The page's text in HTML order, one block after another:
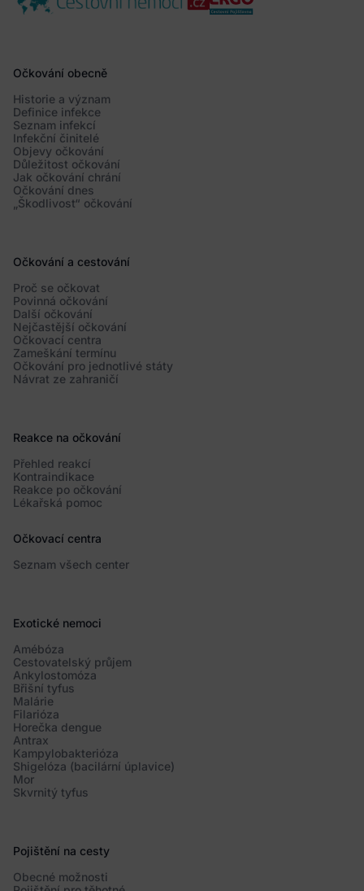
Očkování obecně
Historie a význam
Definice infekce
Seznam infekcí
Infekční činitelé
Objevy očkování
Důležitost očkování
Jak očkování chrání
Očkování dnes
„Škodlivost“ očkování
Očkování a cestování
Proč se očkovat
Povinná očkování
Další očkování
Nejčastější očkování
Očkovací centra
Zameškání termínu
Očkování pro jednotlivé státy
Návrat ze zahraničí
Reakce na očkování
Přehled reakcí
Kontraindikace
Reakce po očkování
Lékařská pomoc
Očkovací centra
Seznam všech center
Exotické nemoci
Amébóza
Cestovatelský průjem
Ankylostomóza
Břišní tyfus
Malárie
Filarióza
Horečka dengue
Antrax
Kampylobakterióza
Shigelóza (bacilární úplavice)
Mor
Skvrnitý tyfus
Pojištění na cesty
Obecné možnosti